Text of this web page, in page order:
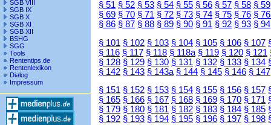
SGB VIII
SGB IX
SGB X
SGB XI
SGB XII
BSHG
SGG
Tools
Rententips.de
Rentenlexikon
Dialog
Impressum
§ 51 § 52 § 53 § 54 § 55 § 56 § 57 § 58 § 59
§ 69 § 70 § 71 § 72 § 73 § 74 § 75 § 76 §
§ 86 § 87 § 88 § 89 § 90 § 91 § 92 § 93 § 94
§ 101 § 102 § 103 § 104 § 105 § 106 § 107
§ 116 § 117 § 118 § 118a § 119 § 120 § 121
§ 128 § 129 § 130 § 131 § 132 § 133 § 134
§ 142 § 143 § 143a § 144 § 145 § 146 § 147
§ 151 § 152 § 153 § 154 § 155 § 156 § 157
§ 165 § 166 § 167 § 168 § 169 § 170 § 171
§ 179 § 180 § 181 § 182 § 183 § 184 § 185
§ 192 § 193 § 194 § 195 § 196 § 197 § 198